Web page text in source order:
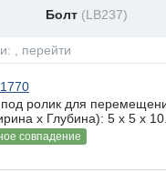
Болт (LB237)
, перейти
ролик для
х Глубина): 5 x 5 х 10.
совпадение